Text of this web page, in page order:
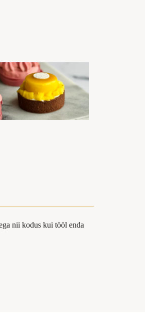
nii kodus kui tööl enda